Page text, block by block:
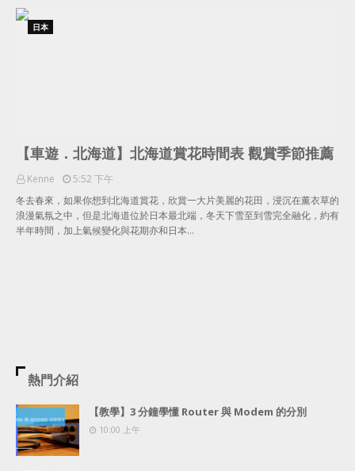
日本
【車遊．北海道】北海道賞花時間表 觀賞季節推薦
Kenne
5:52 下午
冬去春來，如果你想到北海道賞花，欣賞一大片美麗的花田，浸沉在薰衣草的
浪漫氣氛之中，但是北海道位於日本最北端，冬天下雪至到雪完全融化，約有
半年時間，加上氣候變化與花期亦和日本…
熱門介紹
【教學】3 分鐘學懂 Router 與 Modem 的分別
10:00 上午